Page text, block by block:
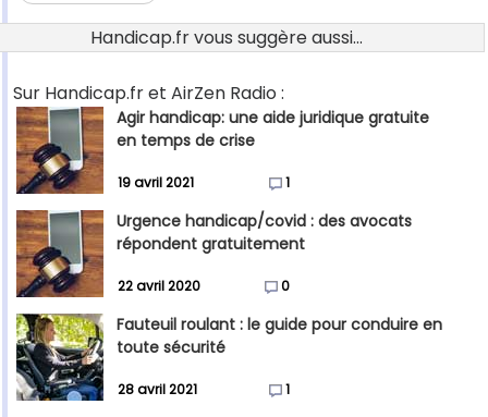
Handicap.fr vous suggère aussi...
Sur Handicap.fr et AirZen Radio :
Agir handicap: une aide juridique gratuite
en temps de crise
19 avril 2021 1
Urgence handicap/covid : des avocats
répondent gratuitement
22 avril 2020 0
Fauteuil roulant : le guide pour conduire en
toute sécurité
28 avril 2021 1